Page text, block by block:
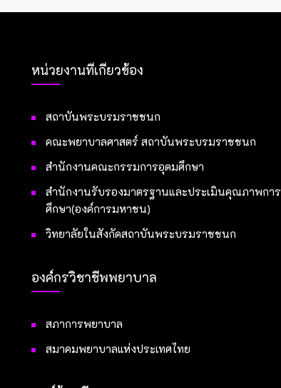
หน่วยงานที่เกี่ยวข้อง
สถาบันพระบรมราชชนก
คณะพยาบาลศาสตร์ สถาบันพระบรมราชชนก
สำนักงานคณะกรรมการอุดมศึกษา
สำนักงานรับรองมาตรฐานและประเมินคุณภาพการ
ศึกษา(องค์การมหาชน)
วิทยาลัยในสังกัดสถาบันพระบรมราชชนก
องค์กรวิชาชีพพยาบาล
สภาการพยาบาล
สมาคมพยาบาลแห่งประเทศไทย